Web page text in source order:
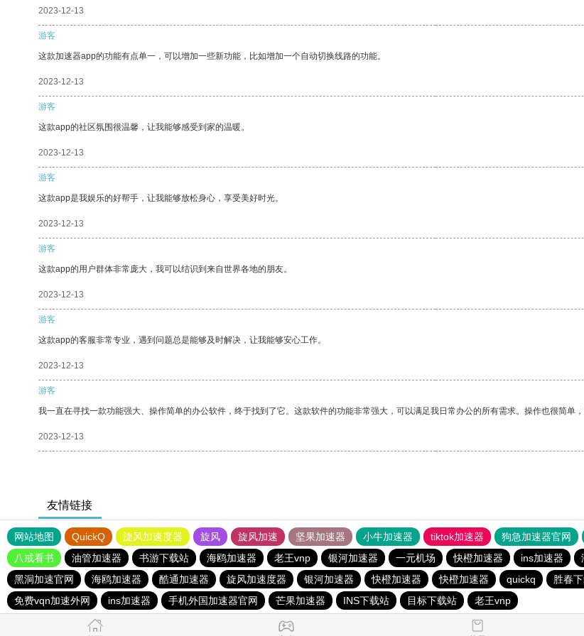
2023-12-13
游客
这款加速器app的功能有点单一，可以增加一些新功能，比如增加一个自动切换线路的功能。
2023-12-13
游客
这款app的社区氛围很温馨，让我能够感受到家的温暖。
2023-12-13
游客
这款app是我娱乐的好帮手，让我能够放松身心，享受美好时光。
2023-12-13
游客
这款app的用户群体非常庞大，我可以结识到来自世界各地的朋友。
2023-12-13
游客
这款app的客服非常专业，遇到问题总是能够及时解决，让我能够安心工作。
2023-12-13
游客
我一直在寻找一款功能强大、操作简单的办公软件，终于找到了它。这款软件的功能非常强大，可以满足我日常办公的所有需求。操作也很简单，
2023-12-13
友情链接
网站地图 QuickQ 旋风加速度器 旋风 旋风加速 坚果加速器 小牛加速器 tiktok加速器 狗急加速器官网
八戒看书
油管加速器 书游下载站 海鸥加速器 老王vnp 银河加速器 一元机场 快橙加速器 ins加速器
黑洞加速官网
海鸥加速器 酷通加速器 旋风加速度器 银河加速器 快橙加速器 快橙加速器 quickq 胜春
免费vqn加速外网
ins加速器 手机外国加速器官网 芒果加速器 INS下载站 目标下载站 老王vnp